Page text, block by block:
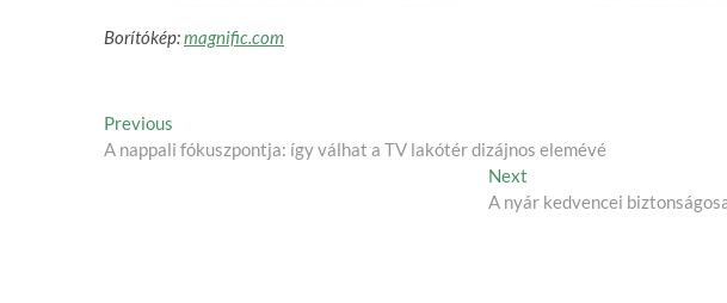
Borítókép:magnific.com
Post
navigation
Previous
post:
A nappali fókuszpontja: így válhat a TV lakótér dizájnos elemévé
Next
post:
A nyár kedvencei